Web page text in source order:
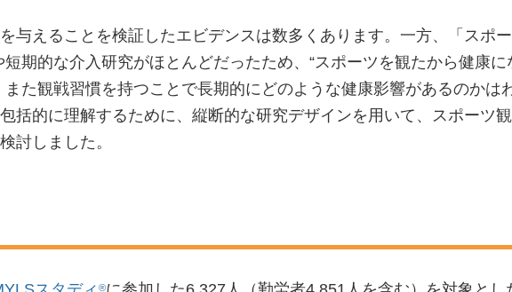
与えることを検証したエビデンスは数多くあります。一方、「スポ
短期的な介入研究がほとんどだったため、“スポーツを観たから健康に
た観戦習慣を持つことで長期的にどのような健康影響があるのかは
括的に理解するために、縦断的な研究デザインを用いて、スポーツ
討しました。
®